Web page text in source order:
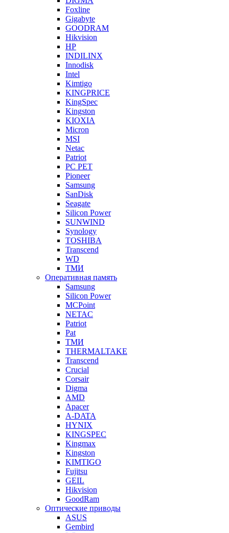
Foxline
Gigabyte
GOODRAM
Hikvision
HP
INDILINX
Innodisk
Intel
Kimtigo
KINGPRICE
KingSpec
Kingston
KIOXIA
Micron
MSI
Netac
Patriot
PC PET
Pioneer
Samsung
SanDisk
Seagate
Silicon Power
SUNWIND
Synology
TOSHIBA
Transcend
WD
ТМИ
Оперативная память
Samsung
Silicon Power
MCPoint
NETAC
Patriot
Pat
ТМИ
THERMALTAKE
Transcend
Crucial
Corsair
Digma
AMD
Apacer
A-DATA
HYNIX
KINGSPEC
Kingmax
Kingston
KIMTIGO
Fujitsu
GEIL
Hikvision
GoodRam
Оптические приводы
ASUS
Gembird